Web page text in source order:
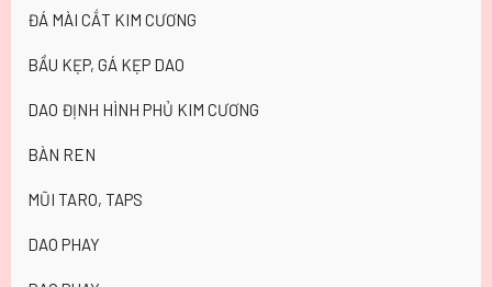
ĐÁ MÀI CẮT KIM CƯƠNG
BẦU KẸP, GÁ KẸP DAO
DAO ĐỊNH HÌNH PHỦ KIM CƯƠNG
BÀN REN
MŨI TARO, TAPS
DAO PHAY